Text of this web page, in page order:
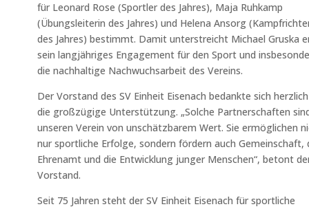
für Leonard Rose (Sportler des Jahres), Maja Ruhkamp
(Übungsleiterin des Jahres) und Helena Ansorg
des Jahres) bestimmt. Damit unterstreicht Michael Gruska
sein langjähriges Engagement für den Sport und
die nachhaltige Nachwuchsarbeit des Vereins.
Der Vorstand des SV Einheit Eisenach bedankte sich
die großzügige Unterstützung. „Solche Partnerschaften
unseren Verein von unschätzbarem Wert. Sie ermöglichen
nur sportliche Erfolge, sondern fördern auch Gemeinschaft,
Ehrenamt und die Entwicklung junger Menschen“, betont
Vorstand.
Seit 75 Jahren steht der SV Einheit Eisenach für sportliche